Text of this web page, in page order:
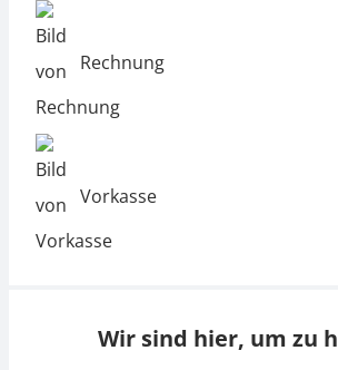
Rechnung
Vorkasse
Wir sind hier, um zu